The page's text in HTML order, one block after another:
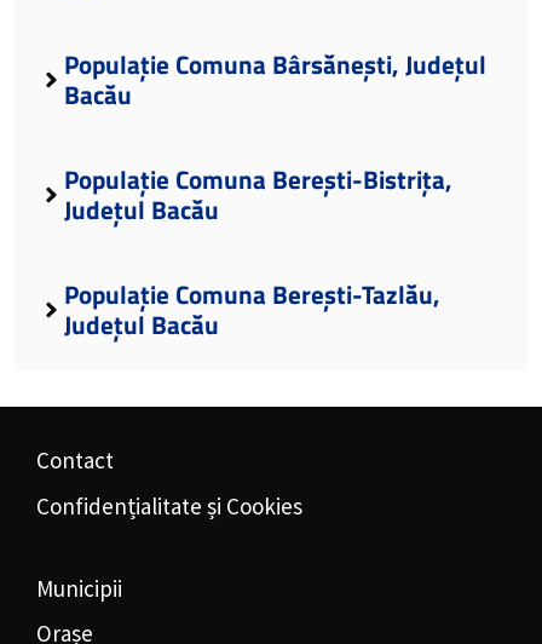
Populație Comuna Bârsănești, Județul
Bacău
Populație Comuna Berești-Bistrița,
Județul Bacău
Populație Comuna Berești-Tazlău,
Județul Bacău
Contact
Confidențialitate și Cookies
Municipii
Orașe